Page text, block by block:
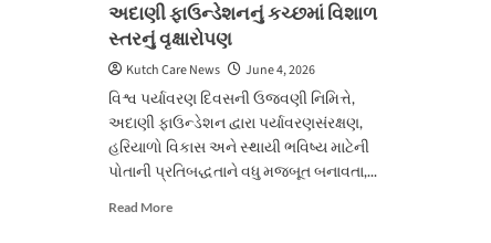
અદાણી ફાઉન્ડેશનનું કચ્છમાં વિશાળ
સ્તરનું વૃક્ષારોપણ
Kutch Care News
June 4, 2026
વિશ્વ પર્યાવરણ દિવસની ઉજવણી નિમિત્તે,
અદાણી ફાઉન્ડેશન દ્વારા પર્યાવરણસંરક્ષણ,
હરિયાળો વિકાસ અને સ્થાયી ભવિષ્ય માટેની
પોતાની પ્રતિબદ્ધતાને વધુ મજબૂત બનાવતા,...
Read MoreRead